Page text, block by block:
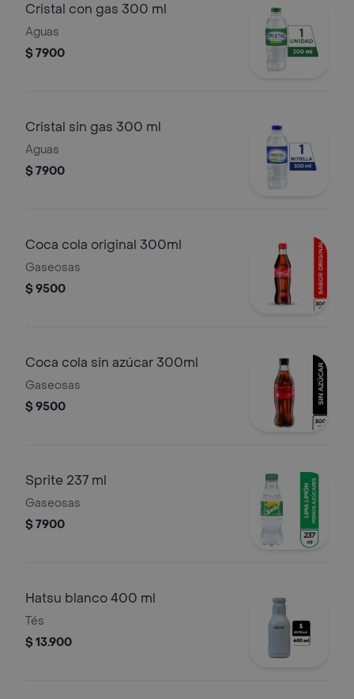
Cristal con gas 300 ml
Aguas
$ 7900
Cristal sin gas 300 ml
Aguas
$ 7900
Coca cola original 300ml
Gaseosas
$ 9500
Coca cola sin azúcar 300ml
Gaseosas
$ 9500
Sprite 237 ml
Gaseosas
$ 7900
Hatsu blanco 400 ml
Tés
$ 13.900